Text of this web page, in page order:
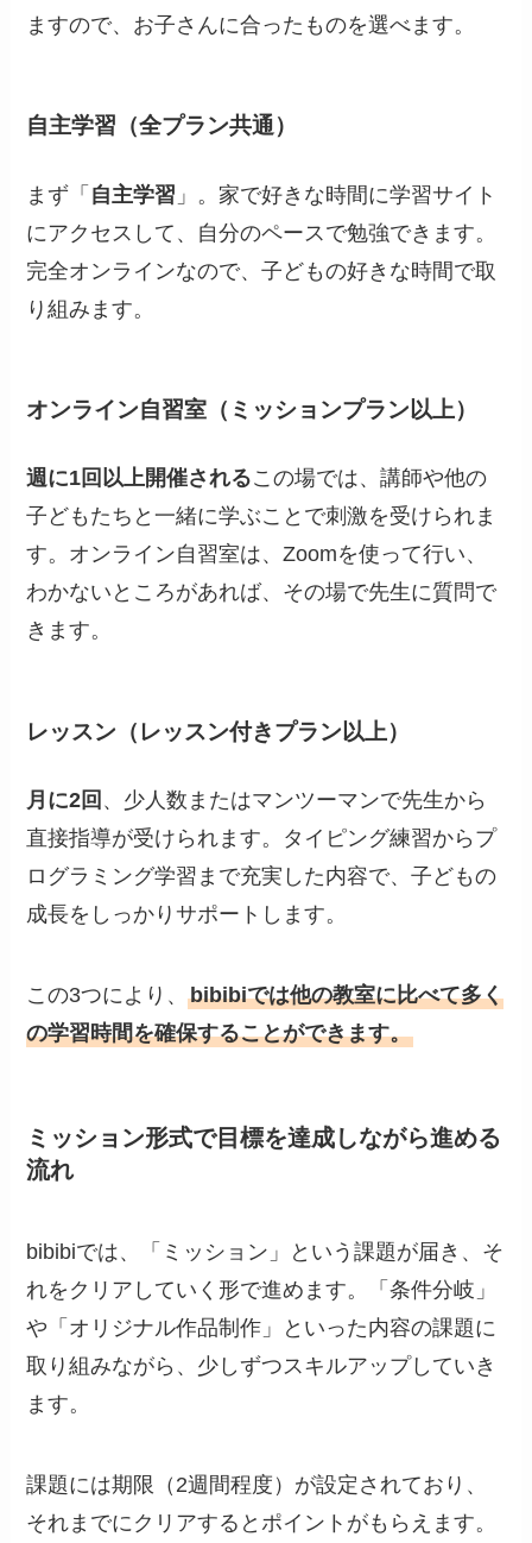
ますので、お子さんに合ったものを選べます。
自主学習（全プラン共通）
まず「 自主学習 」。家で好きな時間に学習サイト
にアクセスして、自分のペースで勉強できます。
完全オンラインなので、子どもの好きな時間で取
り組みます。
オンライン自習室（ミッションプラン以上）
週に1回以上開催されるこの場では、講師や他の
子どもたちと一緒に学ぶことで刺激を受けられま
す。オンライン自習室は、Zoomを使って行い、
わかないところがあれば、その場で先生に質問で
きます。
レッスン（レッスン付きプラン以上）
月に2回 、少人数またはマンツーマンで先生から
直接指導が受けられます。タイピング練習からプ
ログラミング学習まで充実した内容で、子どもの
成長をしっかりサポートします。
この3つにより、bibibiでは他の教室に比べて多く
の学習時間を確保することができます。
ミッション形式で目標を達成しながら進める
流れ
bibibiでは、「ミッション」という課題が届き、そ
れをクリアしていく形で進めます。「条件分岐」
や「オリジナル作品制作」といった内容の課題に
取り組みながら、少しずつスキルアップしていき
ます。
課題には期限（2週間程度）が設定されており、
それまでにクリアするとポイントがもらえます。